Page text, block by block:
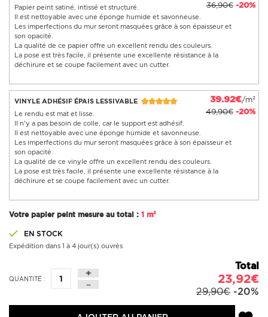
36,90€ -20%
Papier peint satiné, intissé et structuré.
Il est nettoyable avec une éponge humide et savonneuse.
Les imperfections du mur seront masquées grâce à son épaisseur et
son opacité.
La qualité de ce papier offre un excellent rendu des couleurs.
La pose est très facile, il présente une excellente résistance à la
déchirure et se coupe facilement avec un cutter.
VINYLE ADHÉSIF ÉPAIS LESSIVABLE 39.92€/m²
49,90€ -20%
Le rendu est mat et lisse.
Il n'y a pas besoin de colle, car le support est adhésif.
Il est nettoyable avec une éponge humide et savonneuse.
Les imperfections du mur seront masquées grâce à son épaisseur et
son opacité.
La qualité de ce vinyle offre un excellent rendu des couleurs.
La pose est très facile, il présente une excellente résistance à la
déchirure et se coupe facilement avec un cutter.
Votre papier peint mesure au total : 1 m²
EN STOCK
Expédition dans 1 à 4 jour(s) ouvrés
QUANTITÉ :
Total
23,92€
29,90€ -20%